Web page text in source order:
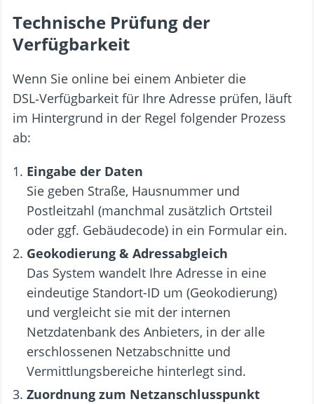
Technische Prüfung der
Verfügbarkeit
Wenn Sie online bei einem Anbieter die
DSL‑Verfügbarkeit für Ihre Adresse prüfen, läuft
im Hintergrund in der Regel folgender Prozess
ab:
Eingabe der Daten
Sie geben Straße, Hausnummer und
Postleitzahl (manchmal zusätzlich Ortsteil
oder ggf. Gebäudecode) in ein Formular ein.
Geokodierung & Adressabgleich
Das System wandelt Ihre Adresse in eine
eindeutige Standort-ID um (Geokodierung)
und vergleicht sie mit der internen
Netzdatenbank des Anbieters, in der alle
erschlossenen Netzabschnitte und
Vermittlungsbereiche hinterlegt sind.
Zuordnung zum Netzanschlusspunkt